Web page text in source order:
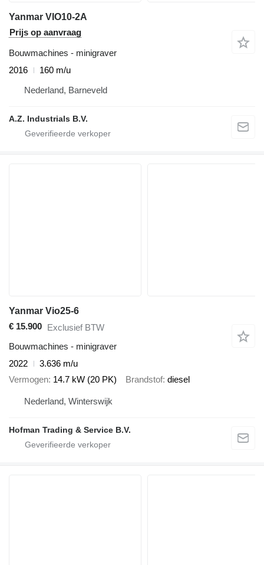
Yanmar VIO10-2A
Prijs op aanvraag
Bouwmachines - minigraver
2016
160 m/u
Nederland, Barneveld
A.Z. Industrials B.V.
Yanmar Vio25-6
€ 15.900 Exclusief BTW
Bouwmachines - minigraver
2022
3.636 m/u
Vermogen 14.7 kW (20 PK) Brandstof diesel
Nederland, Winterswijk
Hofman Trading & Service B.V.